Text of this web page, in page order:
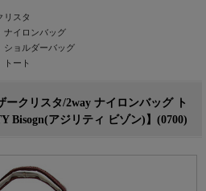
リスタ
ナイロンバッグ
ショルダーバッグ
トート
ークリスタ/2way ナイロンバッグ ト
Bisogn(アジリティ ビゾン)】(0700)